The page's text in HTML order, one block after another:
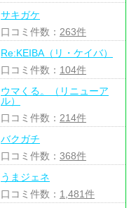
サキガケ
口コミ件数： 263件
Re:KEIBA（リ・ケイバ）
口コミ件数： 104件
ウマくる。（リニューア
ル）
口コミ件数： 214件
バクガチ
口コミ件数： 368件
うまジェネ
口コミ件数： 1,481件